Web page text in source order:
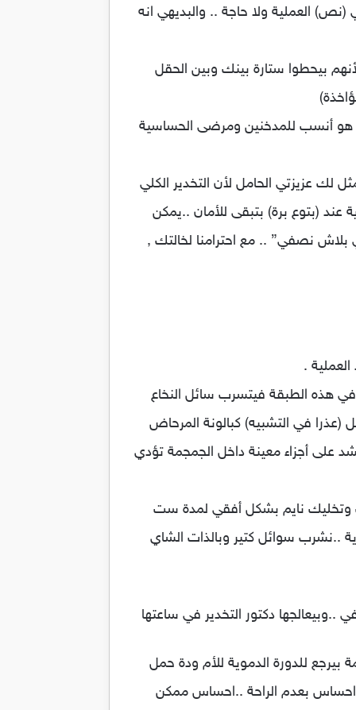
العملية ولا حاجة .. والبديهي انه
بيحطوا ستارة بينك وبين الحقل
هو أنسب للمدخنين ومرضى الحساسية
لك عزيزتي الحامل لأن التخدير الكلي
عند (بتوع برة) بتبقى للأمان ..يمكن
بلاش نصفي” .. مع احترامنا لخالتك ,
في هذه الطبقة فيتسرب سائل النخاع
في التشبيه) كبالونة المرحاض
على أجزاء معينة داخل الجمجمة تؤدي
نايم بشكل أفقي لمدة ست
..نشرب سوائل كتير وبالذات الشاي
للدورة الدموية للأم ودة حمل
احساس بعدم الراحة ..احساس ممكن